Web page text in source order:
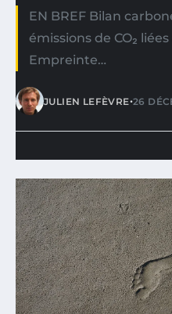
EN BREF Bilan
émissions de CO₂
Empreinte…
JULIEN LEFÈVRE•26